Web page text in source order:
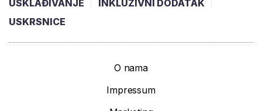
USKLAĐIVANJE
INKLUZIVNI DODATAK
USKRSNICE
O nama
Impressum